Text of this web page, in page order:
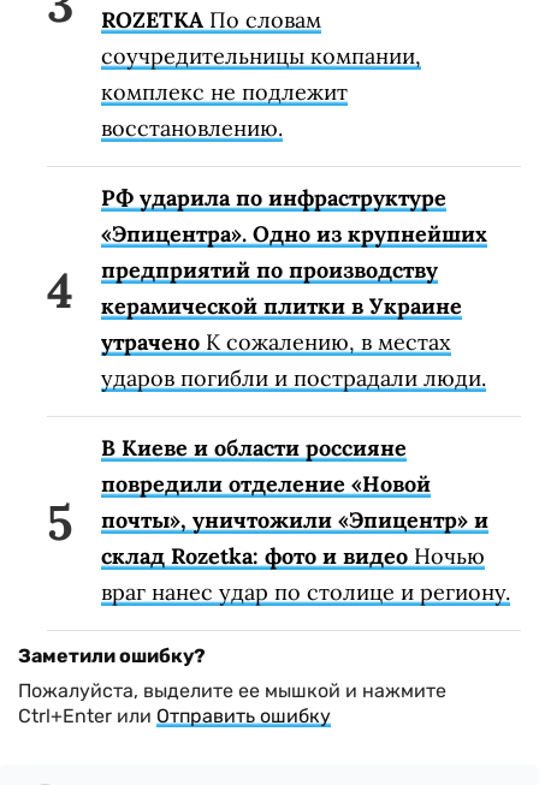
ROZETKA По словам
соучредительницы компании,
комплекс не подлежит
восстановлению.
РФ ударила по инфраструктуре
«Эпицентра». Одно из крупнейших
предприятий по производству
керамической плитки в Украине
утрачено К сожалению, в местах
ударов погибли и пострадали люди.
В Киеве и области россияне
повредили отделение «Новой
почты», уничтожили «Эпицентр» и
склад Rozetka: фото и видео Ночью
враг нанес удар по столице и региону.
Заметили ошибку?
Пожалуйста, выделите ее мышкой и нажмите
Ctrl+Enter или Отправить ошибку